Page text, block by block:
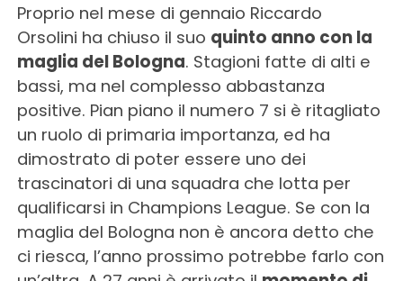
Proprio nel mese di gennaio Riccardo
Orsolini ha chiuso il suo quinto anno con la
maglia del Bologna. Stagioni fatte di alti e
bassi, ma nel complesso abbastanza
positive. Pian piano il numero 7 si è ritagliato
un ruolo di primaria importanza, ed ha
dimostrato di poter essere uno dei
trascinatori di una squadra che lotta per
qualificarsi in Champions League. Se con la
maglia del Bologna non è ancora detto che
ci riesca, l’anno prossimo potrebbe farlo con